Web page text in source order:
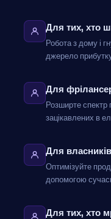
Для тих, хто
Робота з дому і
джерело
Для
Розширте спектр
зацікавлених в
Для
Оптимізуйте
допомогою
Для тих, хто